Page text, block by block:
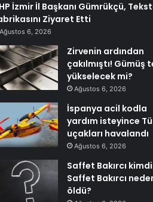
İzmir İl Başkanı Gümrükçü,
Ziyaret Etti
Ağustos 6, 2026
Zirvenin ardından
çakılmıştı! Gümüş
yükselecek mi?
Ağustos 6, 2026
İspanya acil kodla
yardım isteyince
uçakları havalandı
Ağustos 6, 2026
Saffet Bakırcı
Saffet Bakırcı
öldü?